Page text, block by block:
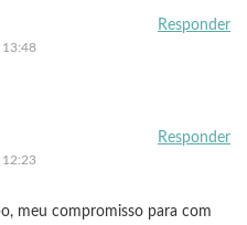
13:48
Responder
12:23
Responder
meu compromisso para com